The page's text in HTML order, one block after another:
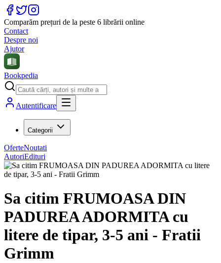
Comparăm prețuri de la peste 6 librării online
Contact
Despre noi
Ajutor
Bookpedia
Autentificare
Categorii
OferteNoutati
AutoriEdituri
Sa citim FRUMOASA DIN
PADUREA ADORMITA cu
litere de tipar, 3-5 ani - Fratii
Grimm